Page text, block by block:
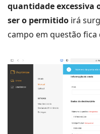
quantidade excessiva
ser o permitido irá
campo em questão fica